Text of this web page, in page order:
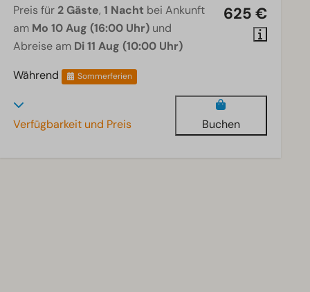
625 €
Preis für 2 Gäste,1 Nacht bei Ankunft
am Mo 10 Aug (16:00 Uhr) und
Abreise am Di 11 Aug (10:00 Uhr)
Während
Sommerferien
Verfügbarkeit und Preis Buchen